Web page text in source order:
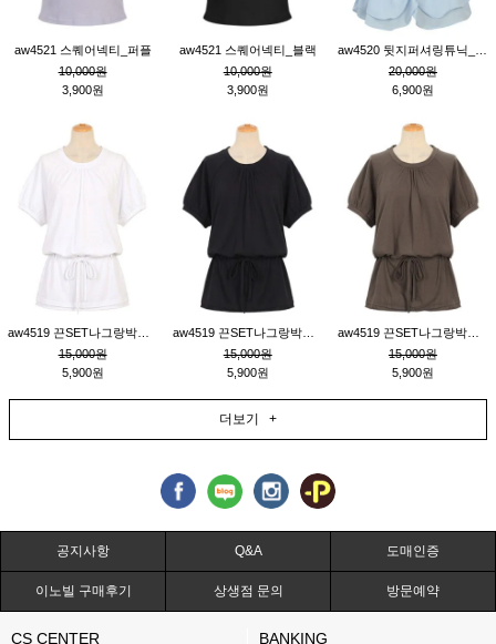
aw4521 스퀘어넥티_퍼플
10,000원
3,900원
aw4521 스퀘어넥티_블랙
10,000원
3,900원
20,000원
6,900원
15,000원
5,900원
15,000원
5,900원
15,000원
5,900원
더보기 +
공지사항 Q&A 도매인증
이노빌 구매후기 상생점 문의 방문예약
CS CENTER BANKING